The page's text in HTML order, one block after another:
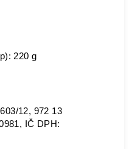
220 g
12, 972 13
IČ DPH: